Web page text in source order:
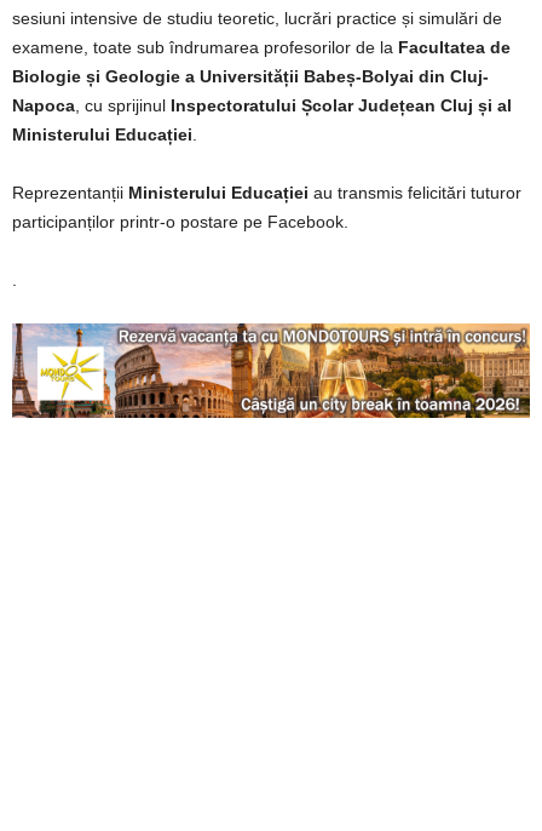
sesiuni intensive de studiu teoretic, lucrări practice și simulări de
examene, toate sub îndrumarea profesorilor de la Facultatea de
Biologie și Geologie a Universității Babeș-Bolyai din Cluj-
Napoca , cu sprijinul Inspectoratului Școlar Județean Cluj și al
Ministerului Educației
Reprezentanții Ministerului Educației au transmis felicitări tuturor
participanților printr-o postare pe Facebook.